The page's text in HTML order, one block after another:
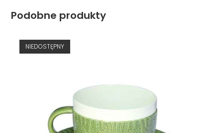
Podobne produkty
NIEDOSTĘPNY